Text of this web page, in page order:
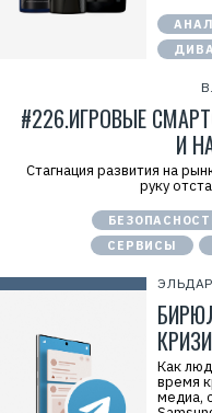
#226.ИГРОВЫЕ
И
Стагнация развития на
руку
СЕРВИСЫ
Как
время
медиа,